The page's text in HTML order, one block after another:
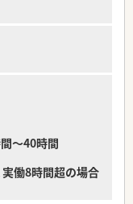
週20時間以上勤務者)
。他にも、夏季休暇・
せください！
～40時間
実働8時間超の場合